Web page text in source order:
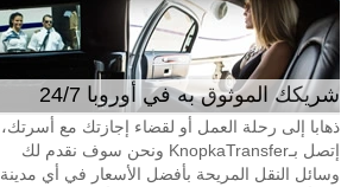
شريكك الموثوق به في أوروبا 24/7
ذهابا إلى رحلة العمل أو لقضاء إجازتك مع أسرتك،
إتصل بـKnopkaTransfer ونحن سوف نقدم لك
وسائل النقل المريحة بأفضل الأسعار في أي مدينة